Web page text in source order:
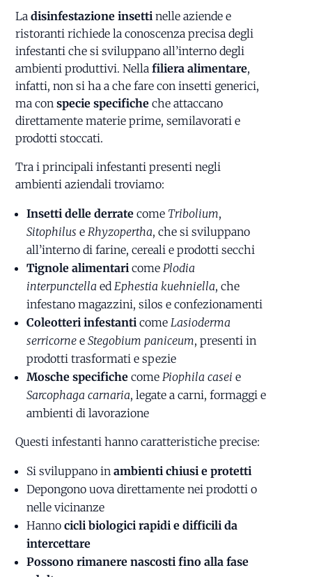
Ladisinfestazione insetti nelle aziende e
ristoranti richiede la conoscenza precisa degli
infestanti che si sviluppano all’interno degli
ambienti produttivi. Nellafiliera alimentare,
infatti, non si ha a che fare con insetti generici,
ma conspecie specifiche che attaccano
direttamente materie prime, semilavorati e
prodotti stoccati.
Tra i principali infestanti presenti negli
ambienti aziendali troviamo:
Insetti delle derrate come Tribolium,
Sitophilus eRhyzopertha, che si sviluppano
all’interno di farine, cereali e prodotti secchi
Tignole alimentari comePlodia
interpunctella edEphestia kuehniella, che
infestano magazzini, silos e confezionamenti
Coleotteri infestanti comeLasioderma
serricorne eStegobium paniceum, presenti in
prodotti trasformati e spezie
Mosche specifiche comePiophila casei e
Sarcophaga carnaria, legate a carni, formaggi e
ambienti di lavorazione
Questi infestanti hanno caratteristiche precise:
Si sviluppano inambienti chiusi e protetti
Depongono uova direttamente nei prodotti o
nelle vicinanze
Hannocicli biologici rapidi e difficili da
intercettare
Possono rimanere nascosti fino alla fase